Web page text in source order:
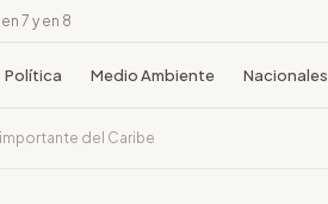
7 y en 8
Política Medio Ambiente Nacionales
del Caribe